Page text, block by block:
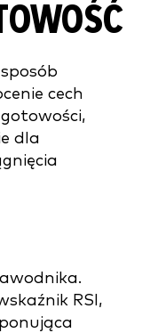
cech
dla
RSI,